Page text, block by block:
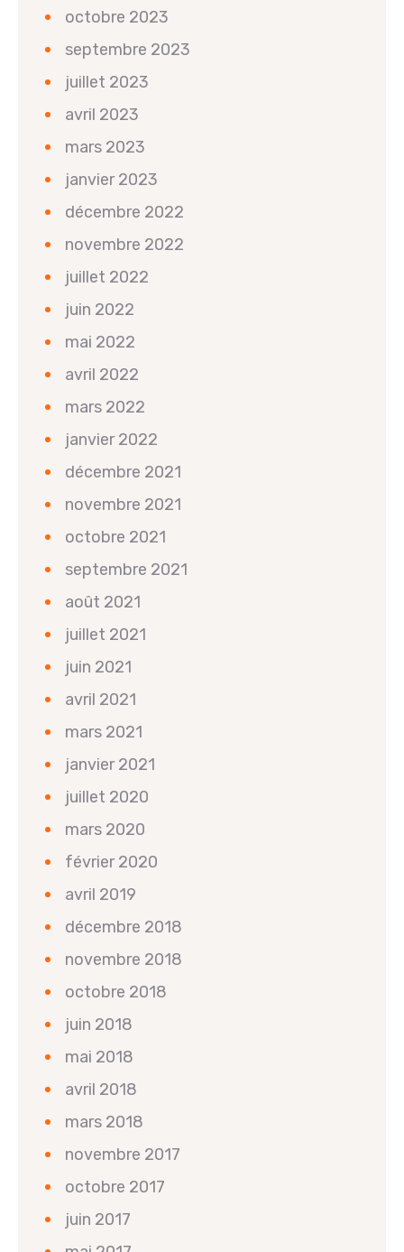
octobre 2023
septembre 2023
juillet 2023
avril 2023
mars 2023
janvier 2023
décembre 2022
novembre 2022
juillet 2022
juin 2022
mai 2022
avril 2022
mars 2022
janvier 2022
décembre 2021
novembre 2021
octobre 2021
septembre 2021
août 2021
juillet 2021
juin 2021
avril 2021
mars 2021
janvier 2021
juillet 2020
mars 2020
février 2020
avril 2019
décembre 2018
novembre 2018
octobre 2018
juin 2018
mai 2018
avril 2018
mars 2018
novembre 2017
octobre 2017
juin 2017